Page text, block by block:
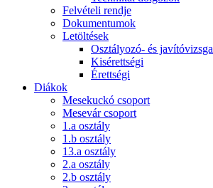
Felvételi rendje
Dokumentumok
Letöltések
Osztályozó- és javítóvizsga
Kisérettségi
Érettségi
Diákok
Mesekuckó csoport
Mesevár csoport
1.a osztály
1.b osztály
13.a osztály
2.a osztály
2.b osztály